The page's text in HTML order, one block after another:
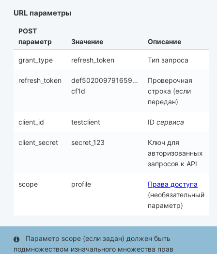
URL параметры
POST
параметр
Значение Описание
grant_type refresh_token Тип запроса
refresh_token
def502009791659…
cf1d
Проверочная
строка (если
передан)
client_id testclient ID сервиса
client_secret secret_123
Ключ для
авторизованных
запросов к API
scope profile
Права доступа
(необязательный
параметр)
Параметр scope (если задан) должен быть
подмножеством изначального множества прав